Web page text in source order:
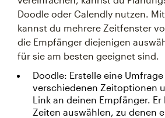
Doodle oder Calendly nutzen.
kannst du mehrere Zeitfenster
die Empfänger diejenigen
für sie am besten geeignet sind.
Doodle: Erstelle eine
verschiedenen Zeitoptionen
Link an deinen Empfänger.
Zeiten auswählen, zu denen